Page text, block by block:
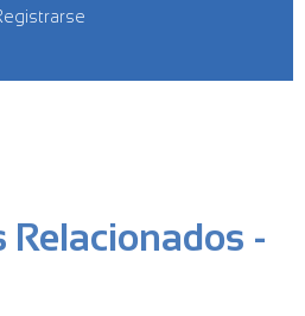
Relacionados -